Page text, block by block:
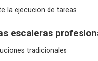
la ejecucion de tareas
escaleras
tradicionales